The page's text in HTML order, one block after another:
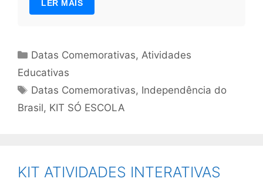
LER MAIS
Categorias
Datas Comemorativas,Atividades
Educativas
Tags
Datas Comemorativas, Independência do
Brasil, KIT SÓ ESCOLA
KIT ATIVIDADES INTERATIVAS